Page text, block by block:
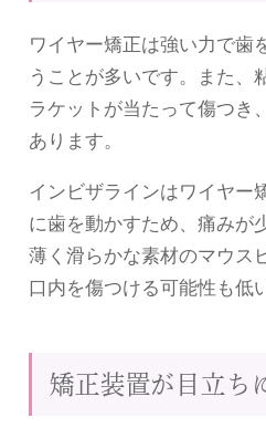
ワイヤー矯正は強い力で歯
うことが多いです。また、
ラケットが当たって傷つき
あります。
インビザラインはワイヤー
に歯を動かすため、痛みが
薄く滑らかな素材のマウス
口内を傷つける可能性も低
矯正装置が目立ち